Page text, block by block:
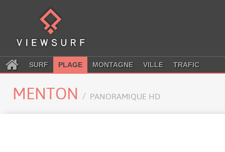
SURF PLAGE MONTAGNE VILLE TRAFIC
MENTON PANORAMIQUE HD